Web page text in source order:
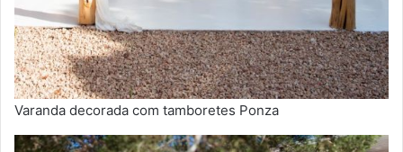
Varanda decorada com tamboretes Ponza